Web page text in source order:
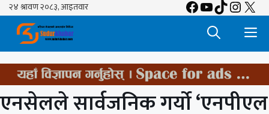
Skip
content
Facebook
YouTube
TikTok
X
एनसेलले सार्वजनिक गर्यो ‘एनपीएल